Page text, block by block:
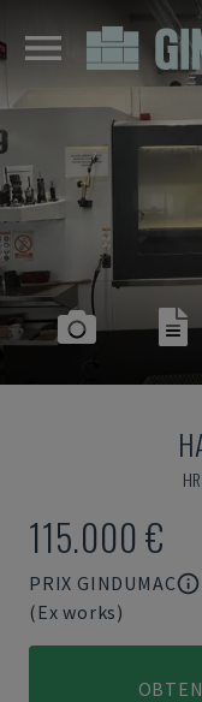
115.000 €
PRIX GINDUMAC
(Ex works)